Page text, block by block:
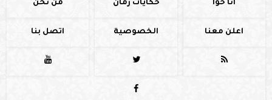
أنا حوا حكايات زمان من نحن
اعلن معنا الخصوصية اتصل بنا



